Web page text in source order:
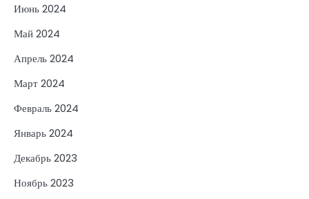
Июнь 2024
Май 2024
Апрель 2024
Март 2024
Февраль 2024
Январь 2024
Декабрь 2023
Ноябрь 2023